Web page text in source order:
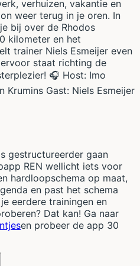
verhuizen, vakantie en
weer terug in je oren. In
bij over de Rhodos
kilometer en het
trainer Niels Esmeijer even
staat richting de
🎧 Host: Imo
Krumins Gast: Niels Esmeijer
gestructureerder gaan
REN wellicht iets voor
hardloopschema op maat,
en past het schema
eerdere trainingen en
Dat kan! Ga naar
en probeer de app 30